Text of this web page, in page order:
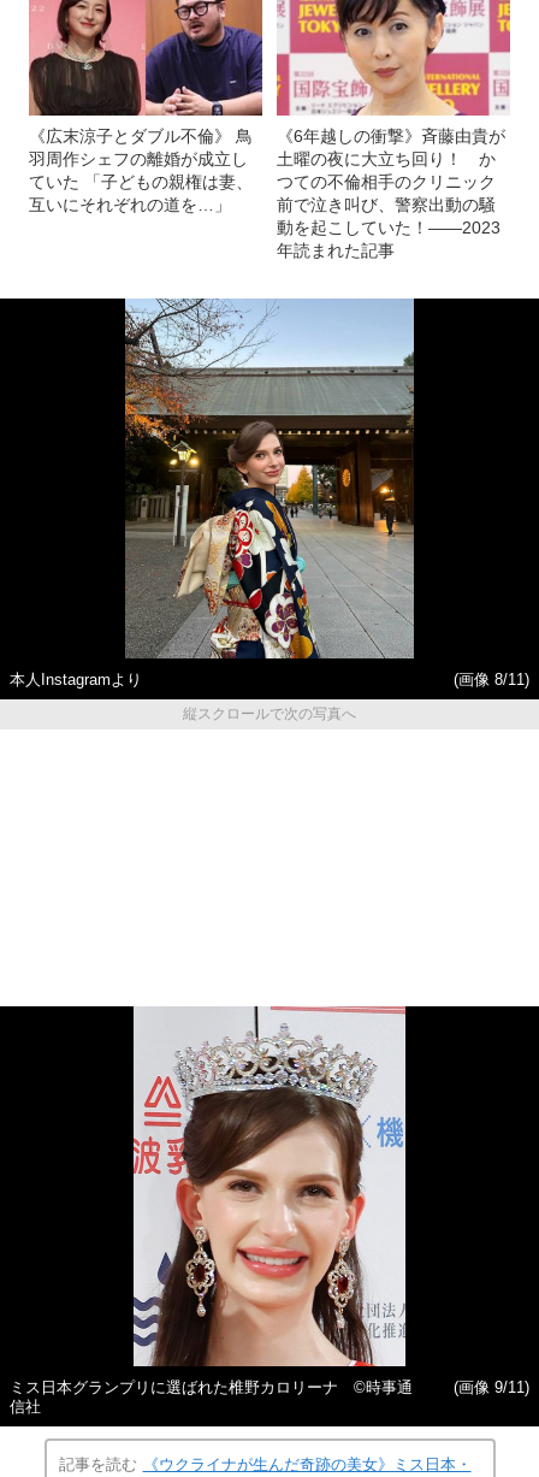
《広末涼子とダブル不倫》 鳥
羽周作シェフの離婚が成立し
ていた 「子どもの親権は妻、
互いにそれぞれの道を…」
《6年越しの衝撃》斉藤由貴が
土曜の夜に大立ち回り！ か
つての不倫相手のクリニック
前で泣き叫び、警察出動の騒
動を起こしていた！――2023
年読まれた記事
本人Instagramより
(画像 8/11)
縦スクロールで次の写真へ
ミス日本グランプリに選ばれた椎野カロリーナ ©時事通
信社
(画像 9/11)
記事を読む
《ウクライナが生んだ奇跡の美女》ミス日本・